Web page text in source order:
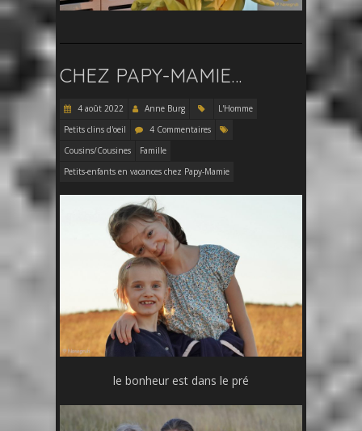
CHEZ PAPY-MAMIE…
4 août 2022 Anne Burg
L'Homme
Petits clins d'oeil
4 Commentaires
Cousins/Cousines
Famille
Petits-enfants en vacances chez Papy-Mamie
le bonheur est dans le pré